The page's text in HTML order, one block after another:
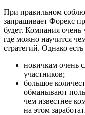
При правильном
запрашивает Форекс
будет. Компания
где можно научится
стратегий. Однако
новичкам очень
участников;
большое
обманывают
чем известнее
на этом